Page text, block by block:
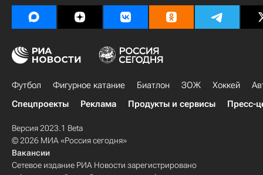
Футбол Фигурное катание Биатлон ЗОЖ Хоккей
Спецпроекты
Реклама Продукты и сервисы Пресс-
Версия 2023.1 Beta
© 2026 МИА «Россия сегодня»
Вакансии
Сетевое издание РИА Новости зарегистрировано